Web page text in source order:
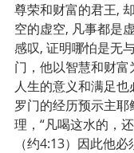
尊荣和财富的君王,
空的虚空, 凡事都是
感叹, 证明哪怕是无
门，他以智慧和财
人生的意义和满足
罗门的经历预示主耶
理，“凡喝这水的，
（约4:13）因此他必